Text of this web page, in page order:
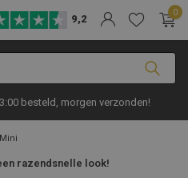
9,2
0
morgen verzonden!
Mini
razendsnelle look!